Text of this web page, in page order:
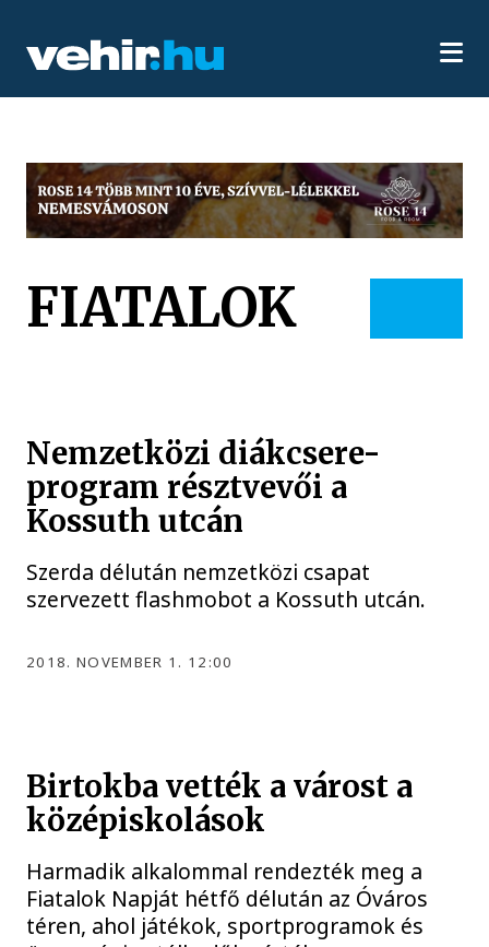
FIATALOK
Nemzetközi diákcsere-
program résztvevői a
Kossuth utcán
Szerda délután nemzetközi csapat
szervezett flashmobot a Kossuth utcán.
2018. NOVEMBER 1. 12:00
Birtokba vették a várost a
középiskolások
Harmadik alkalommal rendezték meg a
Fiatalok Napját hétfő délután az Óváros
téren, ahol játékok, sportprogramok és